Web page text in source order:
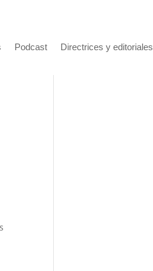
Podcast Directrices y editoriales